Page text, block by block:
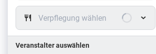
Verpflegung wählen
Veranstalter auswählen